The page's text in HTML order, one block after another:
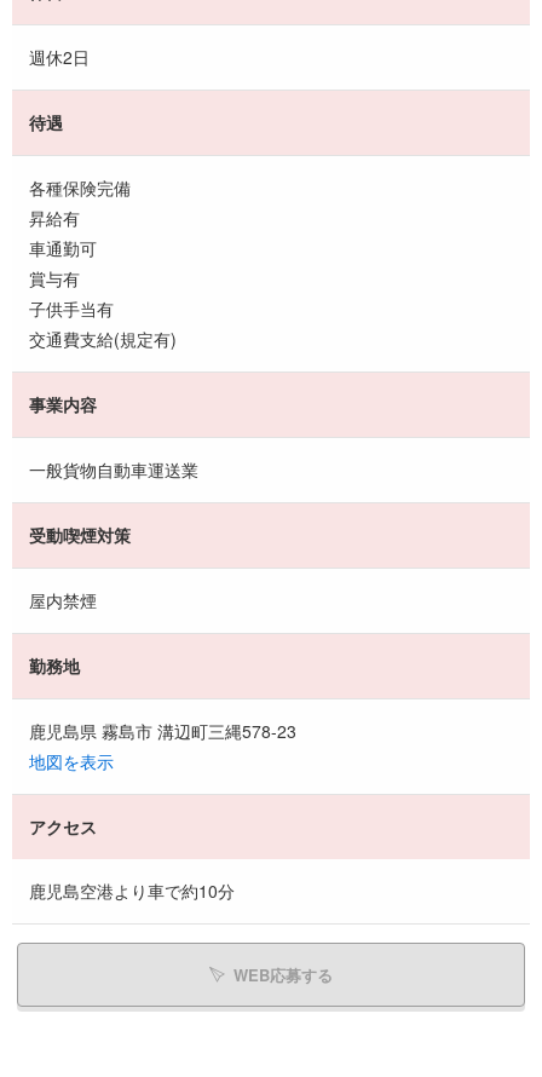
週休2日
待遇
各種保険完備
昇給有
車通勤可
賞与有
子供手当有
交通費支給(規定有)
事業内容
一般貨物自動車運送業
受動喫煙対策
屋内禁煙
勤務地
鹿児島県 霧島市 溝辺町三縄578-23
地図を表示
アクセス
鹿児島空港より車で約10分
WEB応募する